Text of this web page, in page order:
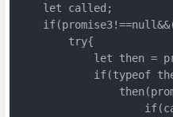
    let called;
        try{
let then =
if(typeof